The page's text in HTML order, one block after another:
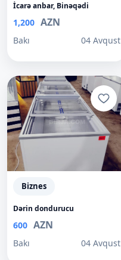
İcarə anbar, Binəqədi
1,200 AZN
Bakı 04 Avqust
Biznes
Dərin dondurucu
600 AZN
Bakı 04 Avqust